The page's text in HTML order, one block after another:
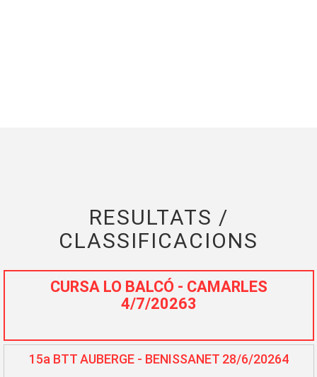
RESULTATS /
CLASSIFICACIONS
CURSA LO BALCÓ - CAMARLES
4/7/20263
15a BTT AUBERGE - BENISSANET 28/6/20264